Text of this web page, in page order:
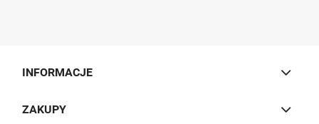
INFORMACJE
ZAKUPY